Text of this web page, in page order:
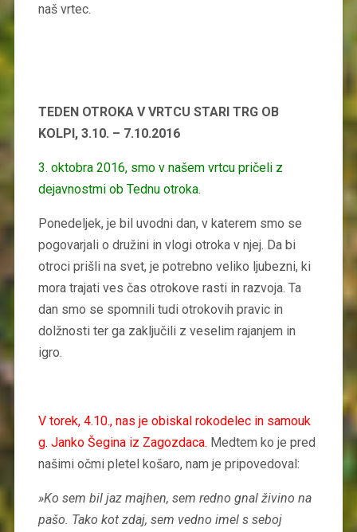
naš vrtec.
TEDEN OTROKA V VRTCU STARI TRG OB
KOLPI, 3.10. – 7.10.2016
3. oktobra 2016, smo v našem vrtcu pričeli z
dejavnostmi ob Tednu otroka.
Ponedeljek, je bil uvodni dan, v katerem smo se
pogovarjali o družini in vlogi otroka v njej. Da bi
otroci prišli na svet, je potrebno veliko ljubezni, ki
mora trajati ves čas otrokove rasti in razvoja. Ta
dan smo se spomnili tudi otrokovih pravic in
dolžnosti ter ga zaključili z veselim rajanjem in
igro.
V torek, 4.10., nas je obiskal rokodelec in samouk
g. Janko Šegina iz Zagozdaca. Medtem ko je pred
našimi očmi pletel košaro, nam je pripovedoval:
»Ko sem bil jaz majhen, sem redno gnal živino na
pašo. Tako kot zdaj, sem vedno imel s seboj